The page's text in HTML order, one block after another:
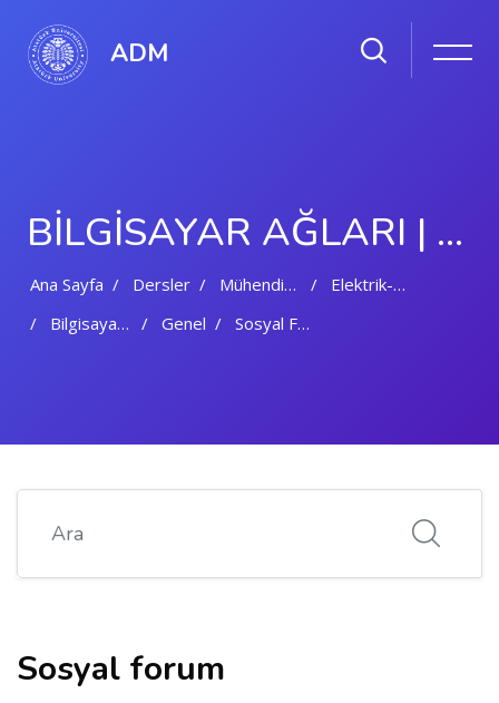
ADM
BILGISAYAR AĞLARI | BÜLENT ÇAVUŞOĞLU
Ana Sayfa Dersler Mühendislik Fakültesi
Elektrik-Elektronik Mühendisliği Bölümü
Bilgisayar Ağları | Bülent ÇAVUŞOĞLU
Genel Sosyal Forum
Sosyal forum